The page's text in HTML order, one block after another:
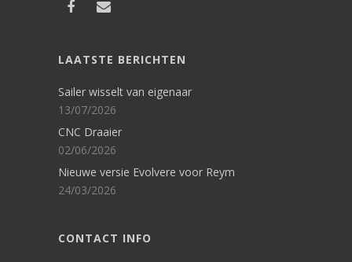
LAATSTE BERICHTEN
Sailer wisselt van eigenaar
13/07/2026
CNC Draaier
02/06/2026
Nieuwe versie Evolvere voor Reym
24/03/2026
CONTACT INFO